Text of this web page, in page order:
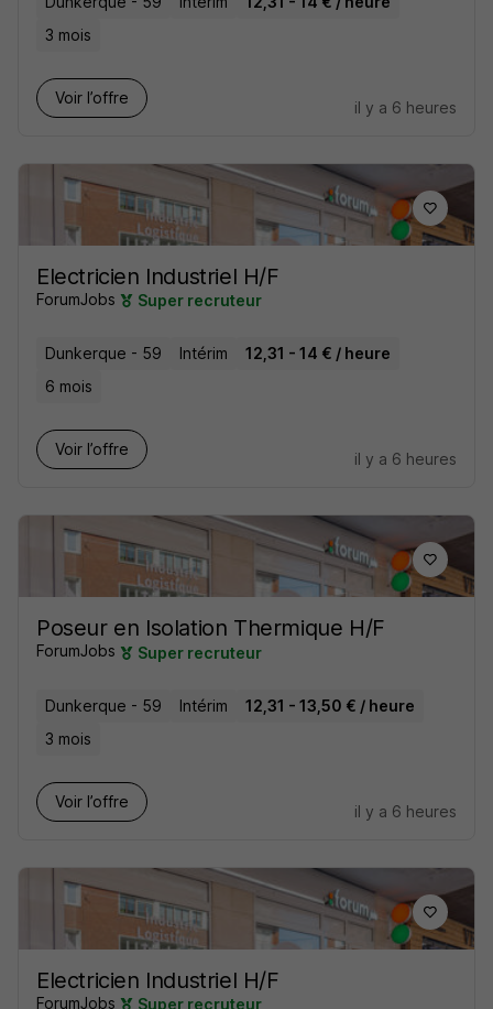
3 mois
Voir l’offre
il y a 6 heures
Electricien Industriel H/F
ForumJobs Super recruteur
Dunkerque - 59 Intérim
12,31 - 14 € / heure
6 mois
Voir l’offre
il y a 6 heures
Poseur en Isolation Thermique H/F
ForumJobs Super recruteur
Dunkerque - 59 Intérim
12,31 - 13,50 € / heure
3 mois
Voir l’offre
il y a 6 heures
Electricien Industriel H/F
ForumJobs Super recruteur